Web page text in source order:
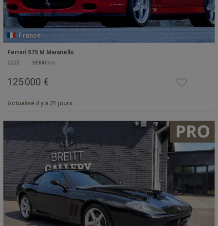
France
Ferrari 575 M Maranello
2003 38900 km
125 000 €
Actualisé il y a 21 jours